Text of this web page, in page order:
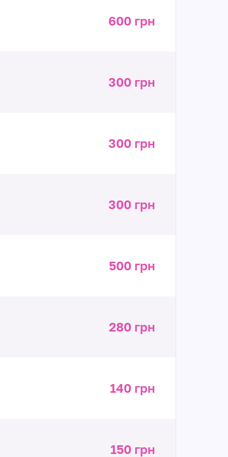
600 грн
300 грн
300 грн
300 грн
500 грн
280 грн
140 грн
150 грн